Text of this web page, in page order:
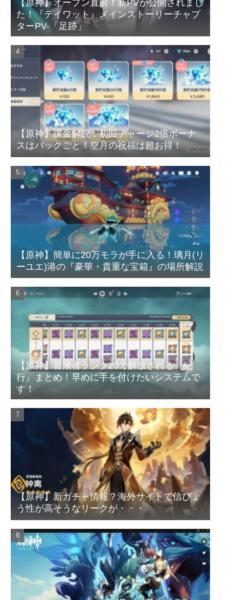
【原神】オープン直前！新PVが公開されまし
た！『テイワット』メインストーリーチャプ
ターPV-「足跡」
【原神】課金解説：初回チャージ2倍ボーナ
スはパックごと！空月の祝福は超お得！
【原神】簡単に20万モラが手に入る！璃月(リ
ーユエ)港の『豪華・貴重な宝箱』の場所解説
【原神】冒険者ランク20で解放される『紀
行』まとめ！早めに手を付けたいシステムで
す！
【原神】新ガチャ情報？海外サイトで信ぴょ
う性が高そうなリークが・・・